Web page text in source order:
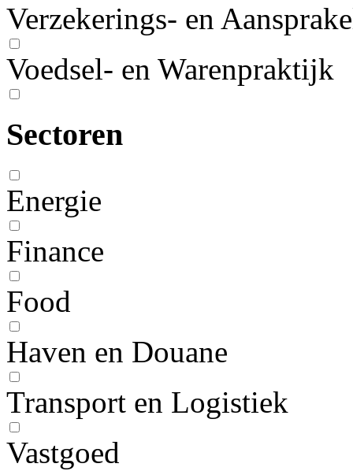
Verzekerings- en
Voedsel- en Warenpraktijk
Sectoren
Energie
Finance
Food
Haven en Douane
Transport en Logistiek
Vastgoed